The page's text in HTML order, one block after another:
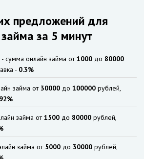
предложений для
за 5 минут
- сумма онлайн займа от1000 до 80000
- 0.3%
займа от 30000 до 100000 рублей,
займа от1500 до 80000 рублей,
займа от 5000 до 30000 рублей,